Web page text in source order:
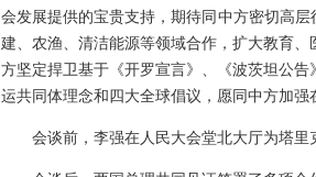
会发展提供的宝贵支持，期待同中方密切高
建、农渔、清洁能源等领域合作，扩大教育
方坚定捍卫基于《开罗宣言》、《波茨坦公
运共同体理念和四大全球倡议，愿同中方加强
会谈前，李强在人民大会堂北大厅为塔里